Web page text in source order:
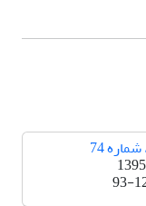
93-